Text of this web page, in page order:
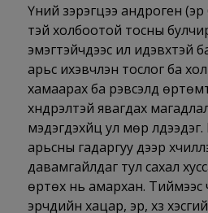
Үүний зэрэгцээ андроген
тэй холбоотой тосны
эмэгтэйчүүдээс илүү идэвхтэй
арьс ихэвчлэн тослог ба
хамаарах ба үрэвсэлд
хүндрэлтэй явагдах
мэдэгдэхүйц ул мөр
арьсны гадаргуу дээр
давамгайлдаг тул сахал
өртөх нь амархан. Тиймээс
эрчүүдийн хацар, эрүү, хүзүү